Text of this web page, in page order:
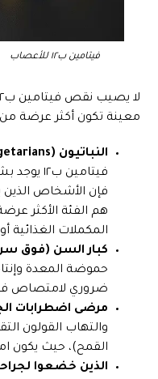
فيتامين ب١٢ للأعصاب
معينة تكون أكثر عرضة من
النباتيون (Vegans and Vegetarians):
فيتامين
فإن الأشخاص الذين
هم الفئة الأكثر
المكملات الغذائية
كبار السن (فوق سن
حموضة المعدة
ضروري لامتصاص
مرضى اضطرابات
والتهاب القولون
القمح)، حيث يكون
الذين خضعوا